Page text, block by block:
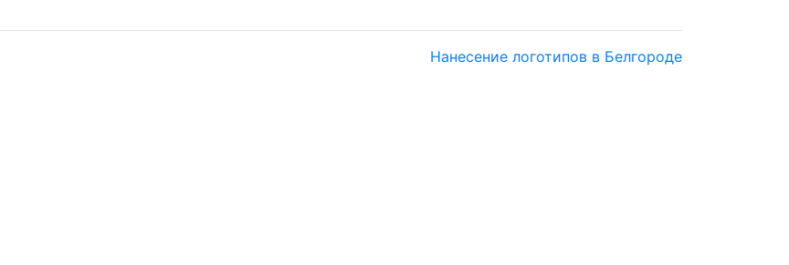
Нанесение логотипов в Белгороде